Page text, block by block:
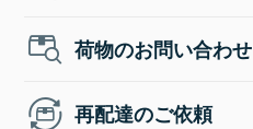
荷物のお問い合わせ
再配達のご依頼